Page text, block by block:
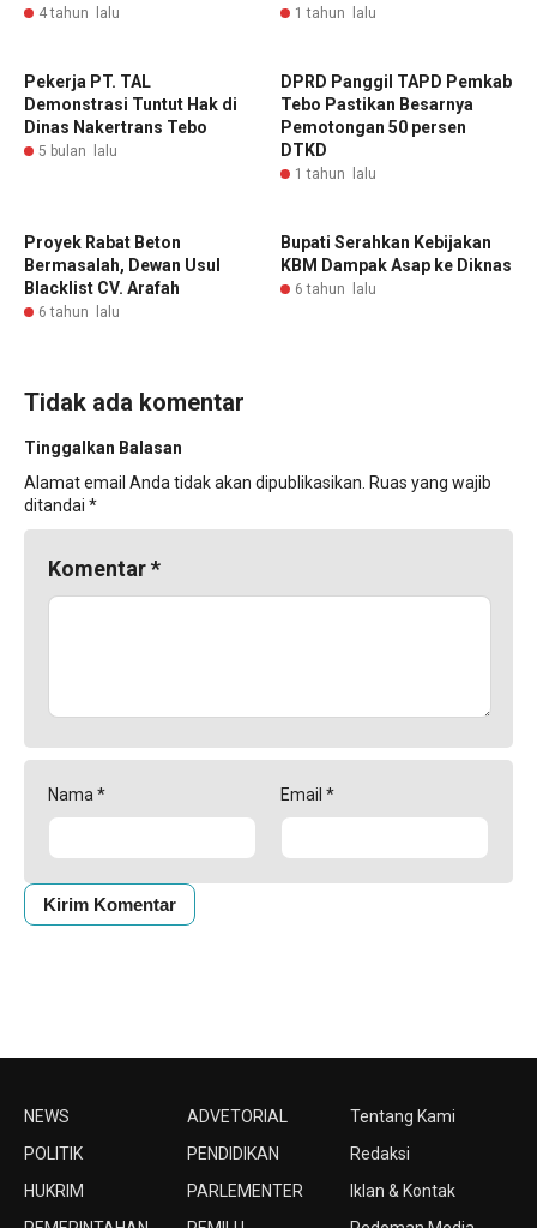
4 tahun lalu 1 tahun lalu
Pekerja PT. TAL
Demonstrasi Tuntut Hak di
Dinas Nakertrans Tebo
5 bulan lalu
DPRD Panggil TAPD Pemkab
Tebo Pastikan Besarnya
Pemotongan 50 persen
DTKD
1 tahun lalu
Proyek Rabat Beton
Bermasalah, Dewan Usul
Blacklist CV. Arafah
6 tahun lalu
Bupati Serahkan Kebijakan
KBM Dampak Asap ke Diknas
6 tahun lalu
Tidak ada komentar
Tinggalkan Balasan
Alamat email Anda tidak akan dipublikasikan. Ruas yang wajib
ditandai *
Komentar*
Nama * Email *
NEWS
POLITIK
HUKRIM
ADVETORIAL
PENDIDIKAN
PARLEMENTER
Tentang Kami
Redaksi
Iklan & Kontak